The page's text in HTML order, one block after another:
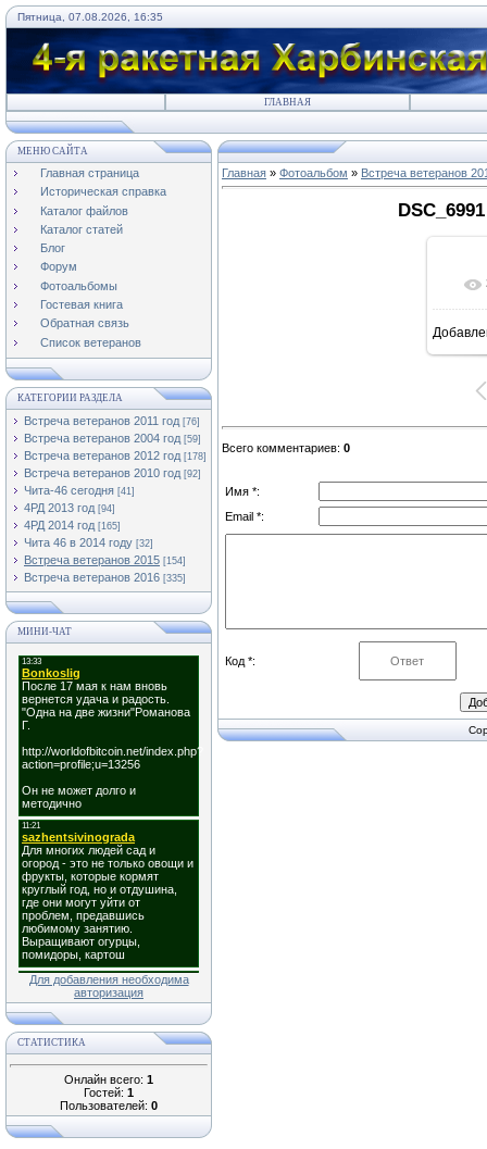
Пятница, 07.08.2026, 16:35
ГЛАВНАЯ
МЕНЮ САЙТА
Главная страница
Историческая справка
Каталог файлов
Каталог статей
Блог
Форум
Фотоальбомы
Гостевая книга
Обратная связь
Список ветеранов
КАТЕГОРИИ РАЗДЕЛА
Встреча ветеранов 2011 год [76]
Встреча ветеранов 2004 год [59]
Встреча ветеранов 2012 год [178]
Встреча ветеранов 2010 год [92]
Чита-46 сегодня [41]
4РД 2013 год [94]
4РД 2014 год [165]
Чита 46 в 2014 году [32]
Встреча ветеранов 2015 [154]
Встреча ветеранов 2016 [335]
МИНИ-ЧАТ
Для добавления необходима
авторизация
СТАТИСТИКА
Онлайн всего: 1
Гостей: 1
Пользователей: 0
Главная » Фотоальбом » Встреча ветеранов
Всего комментариев: 0
Имя *:
Email *:
Код *: